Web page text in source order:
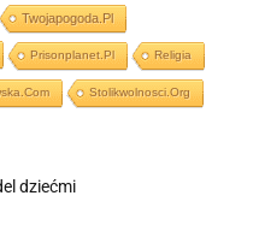
Twojapogoda.pl
Prisonplanet.pl Religia
Stolikwolnosci.org
dziećmi